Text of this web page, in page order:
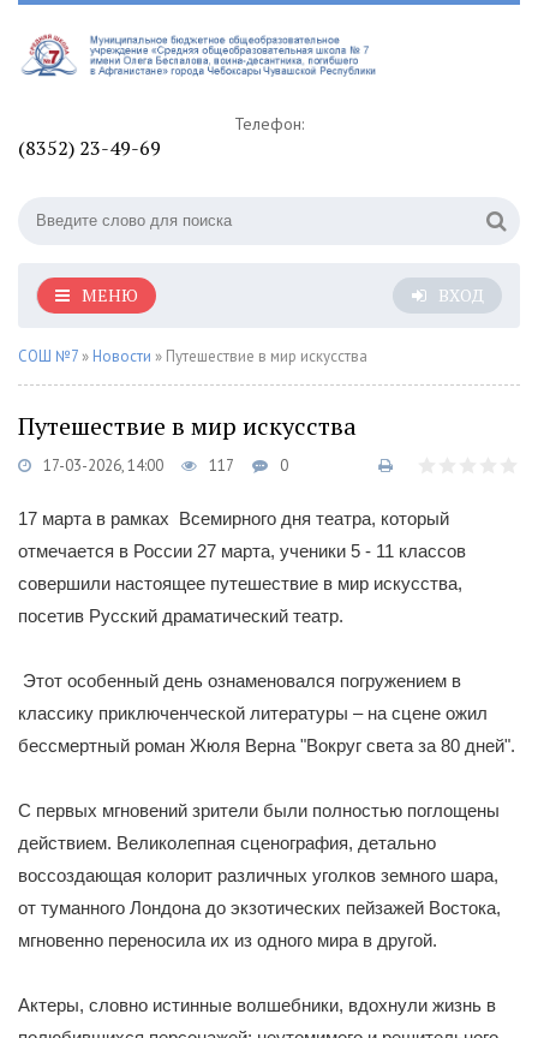
Телефон:
(8352) 23-49-69
ВХОД
МЕНЮ
СОШ №7 » Новости » Путешествие в мир искусства
Путешествие в мир искусства
17-03-2026, 14:00 117 0
17 марта в рамках Всемирного дня театра, который
отмечается в России 27 марта, ученики 5 - 11 классов
совершили настоящее путешествие в мир искусства,
посетив Русский драматический театр.
Этот особенный день ознаменовался погружением в
классику приключенческой литературы – на сцене ожил
бессмертный роман Жюля Верна "Вокруг света за 80 дней".
С первых мгновений зрители были полностью поглощены
действием. Великолепная сценография, детально
воссоздающая колорит различных уголков земного шара,
от туманного Лондона до экзотических пейзажей Востока,
мгновенно переносила их из одного мира в другой.
Актеры, словно истинные волшебники, вдохнули жизнь в